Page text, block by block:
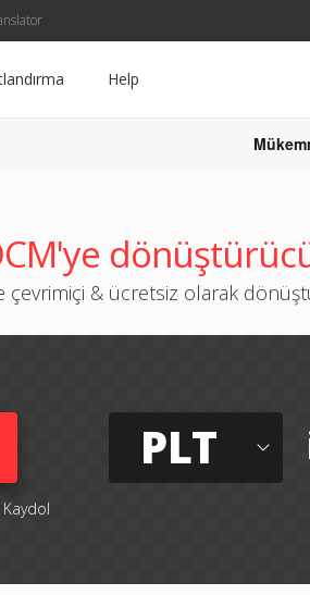
Help
çevrimiçi & ücretsiz olarak
Kaydol
PLT